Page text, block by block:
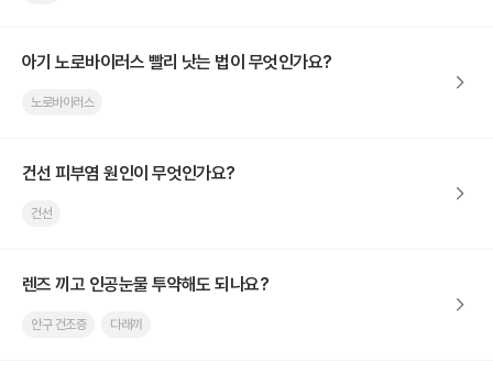
아기 노로바이러스 빨리 낫는 법이 무엇인가요?
노로바이러스
건선 피부염 원인이 무엇인가요?
건선
렌즈 끼고 인공눈물 투약해도 되나요?
안구 건조증 다래끼